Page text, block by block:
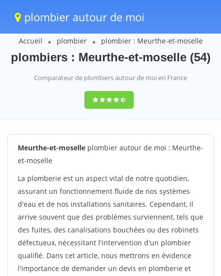
plombier autour de moi
Accueil plombier plombier : Meurthe-et-moselle
plombiers : Meurthe-et-moselle (54)
Comparateur de plombiers autour de moi en France
9,6(100%)1388
votes
Meurthe-et-moselle plombier autour de moi : Meurthe-
et-moselle
La plomberie est un aspect vital de notre quotidien,
assurant un fonctionnement fluide de nos systèmes
d'eau et de nos installations sanitaires. Cependant, il
arrive souvent que des problèmes surviennent, tels que
des fuites, des canalisations bouchées ou des robinets
défectueux, nécessitant l'intervention d'un plombier
qualifié. Dans cet article, nous mettrons en évidence
l'importance de demander un devis en plomberie et